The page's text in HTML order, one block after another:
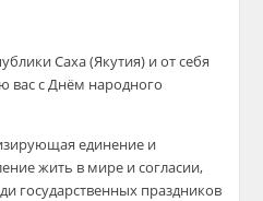
Саха (Якутия) и от себя
вас с Днём народного
единение и
жить в мире и согласии,
государственных праздников